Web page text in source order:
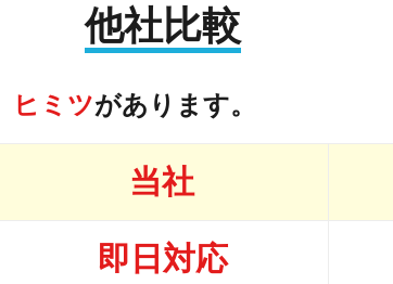
他社比較
ヒミツがあります。
当社
即日対応